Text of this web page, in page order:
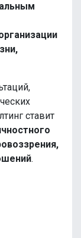
ставит
.